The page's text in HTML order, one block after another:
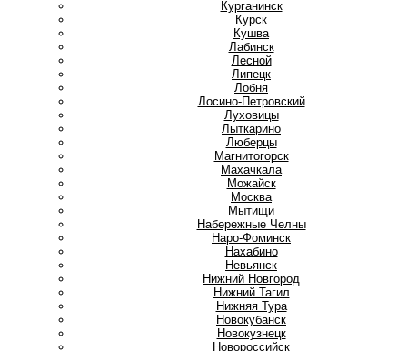
Курганинск
Курск
Кушва
Лабинск
Лесной
Липецк
Лобня
Лосино-Петровский
Луховицы
Лыткарино
Люберцы
Магнитогорск
Махачкала
Можайск
Москва
Мытищи
Набережные Челны
Наро-Фоминск
Нахабино
Невьянск
Нижний Новгород
Нижний Тагил
Нижняя Тура
Новокубанск
Новокузнецк
Новороссийск